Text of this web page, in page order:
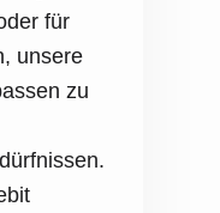
für
unsere
zu